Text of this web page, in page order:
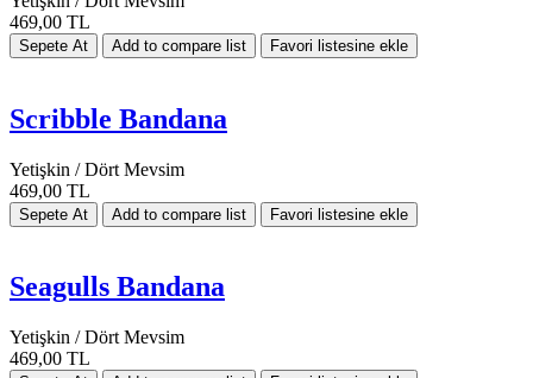
469,00 TL
Scribble Bandana
Yetişkin / Dört Mevsim
469,00 TL
Seagulls Bandana
Yetişkin / Dört Mevsim
469,00 TL